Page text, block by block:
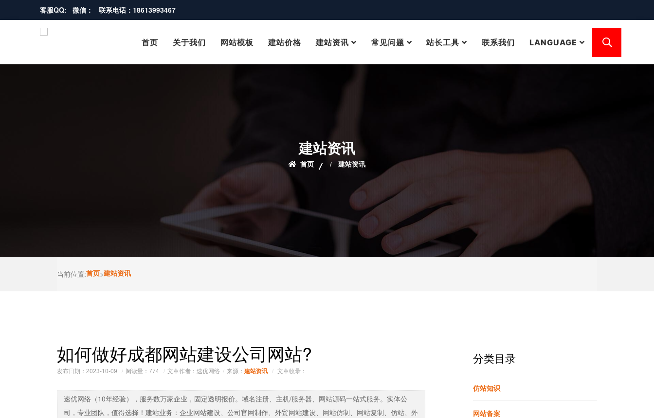
客服QQ: 微信： 联系电话：18613993467
首页 关于我们 网站模板 建站价格 建站资讯 常见问题 站长工具 联系我们 LANGUAGE
建站资讯
首页 建站资讯
当前位置:首页>建站资讯
如何做好成都网站建设公司网站?
发布日期：2023-10-09 阅读量： 774 文章作者：速优网络 来源： 建站资讯 文章收录：
速优网络（10年经验），服务数万家企业，固定透明报价。域名注册、主机/服务器、网站源码一站式服务。实体公
司，专业团队，值得选择！建站业务：企业网站建设、公司官网制作、外贸网站建设、网站仿制、网站复制、仿站、外
分类目录
仿站知识
网站备案